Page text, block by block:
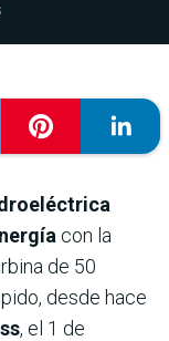
con la
de 50
desde hace
, el 1 de